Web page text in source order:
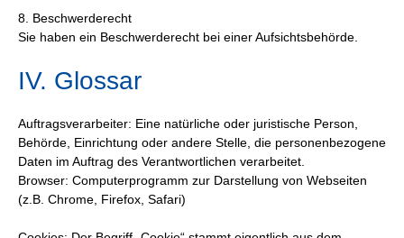
8. Beschwerderecht
Sie haben ein Beschwerderecht bei einer Aufsichtsbehörde.
IV. Glossar
Auftragsverarbeiter: Eine natürliche oder juristische Person,
Behörde, Einrichtung oder andere Stelle, die personenbezogene
Daten im Auftrag des Verantwortlichen verarbeitet.
Browser: Computerprogramm zur Darstellung von Webseiten
(z.B. Chrome, Firefox, Safari)